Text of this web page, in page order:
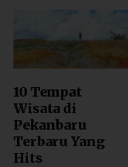
10 Tempat
Wisata di
Pekanbaru
Terbaru Yang
Hits